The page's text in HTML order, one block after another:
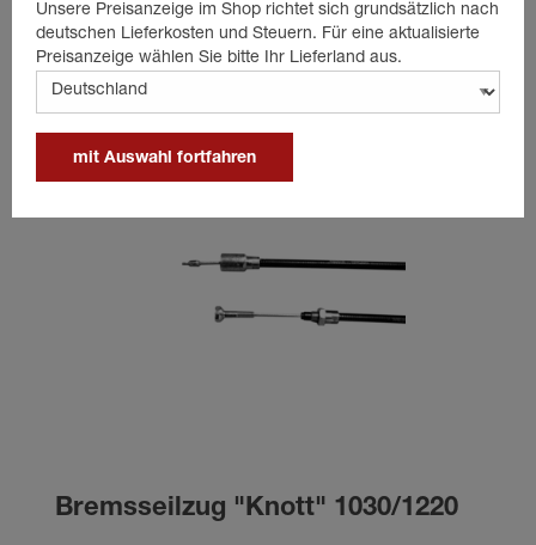
Passende Produkte
Bremsseilzug "Knott" 1030/1220
Unsere Preisanzeige im Shop richtet sich grundsätzlich nach
deutschen Lieferkosten und Steuern. Für eine aktualisierte
Preisanzeige wählen Sie bitte Ihr Lieferland aus.
mit Auswahl fortfahren